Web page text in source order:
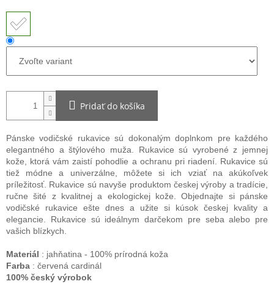
Pridať do košíka
Pánske vodičské rukavice sú dokonalým doplnkom pre každého
elegantného a štýlového muža. Rukavice sú vyrobené z jemnej
kože, ktorá vám zaistí pohodlie a ochranu pri riadení. Rukavice sú
tiež módne a univerzálne, môžete si ich vziať na akúkoľvek
príležitosť. Rukavice sú navyše produktom českej výroby a tradície,
ručne šité z kvalitnej a ekologickej kože. Objednajte si pánske
vodičské rukavice ešte dnes a užite si kúsok českej kvality a
elegancie. Rukavice sú ideálnym darčekom pre seba alebo pre
vašich blízkych.
Materiál : jahňatina - 100% prírodná koža
Farba : červená cardinál
100% český výrobok